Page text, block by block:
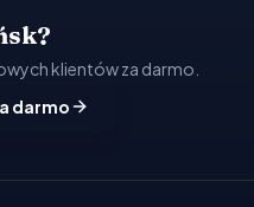
klientów za darmo.
darmo